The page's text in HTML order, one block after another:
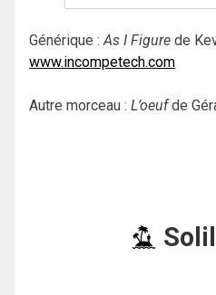
Générique : As I Figure de
www.incompetech.com
Autre morceau : L’oeufde